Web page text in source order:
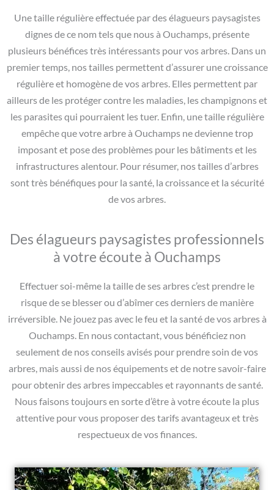
Une taille régulière effectuée par des élagueurs paysagistes
dignes de ce nom tels que nous à Ouchamps, présente
plusieurs bénéfices très intéressants pour vos arbres. Dans un
premier temps, nos tailles permettent d’assurer une croissance
régulière et homogène de vos arbres. Elles permettent par
ailleurs de les protéger contre les maladies, les champignons et
les parasites qui pourraient les tuer. Enfin, une taille régulière
empêche que votre arbre à Ouchamps ne devienne trop
imposant et pose des problèmes pour les bâtiments et les
infrastructures alentour. Pour résumer, nos tailles d’arbres
sont très bénéfiques pour la santé, la croissance et la sécurité
de vos arbres.
Des élagueurs paysagistes professionnels
à votre écoute à Ouchamps
Effectuer soi-même la taille de ses arbres c’est prendre le
risque de se blesser ou d’abîmer ces derniers de manière
irréversible. Ne jouez pas avec le feu et la santé de vos arbres à
Ouchamps. En nous contactant, vous bénéficiez non
seulement de nos conseils avisés pour prendre soin de vos
arbres, mais aussi de nos équipements et de notre savoir-faire
pour obtenir des arbres impeccables et rayonnants de santé.
Nous faisons toujours en sorte d’être à votre écoute la plus
attentive pour vous proposer des tarifs avantageux et très
respectueux de vos finances.